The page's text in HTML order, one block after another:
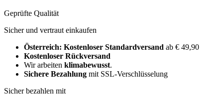
Geprüfte Qualität
Sicher und vertraut einkaufen
Österreich: Kostenloser Standardversand ab € 49,90
Kostenloser Rückversand
Wir arbeiten klimabewusst.
Sichere Bezahlung mit SSL-Verschlüsselung
Sicher bezahlen mit